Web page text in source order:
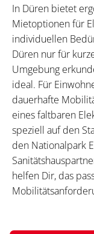
In Düren bietet
Mietoptionen für
individuellen
Düren nur für
Umgebung
ideal. Für
dauerhafte
eines faltbaren
speziell auf den
den Nationalpark
helfen Dir, das